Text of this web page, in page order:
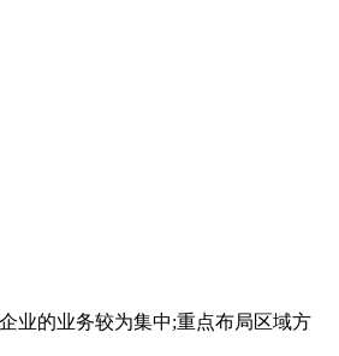
业的业务较为集中;重点布局区域方